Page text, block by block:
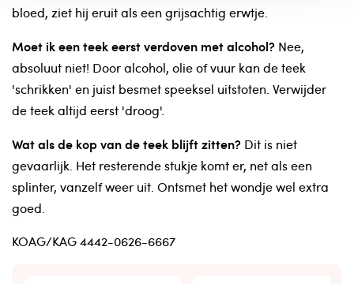
bloed, ziet hij eruit als een grijsachtig erwtje.
Moet ik een teek eerst verdoven met alcohol?Nee,
absoluut niet! Door alcohol, olie of vuur kan de teek
'schrikken' en juist besmet speeksel uitstoten. Verwijder
de teek altijd eerst 'droog'.
Wat als de kop van de teek blijft zitten?Dit is niet
gevaarlijk. Het resterende stukje komt er, net als een
splinter, vanzelf weer uit. Ontsmet het wondje wel extra
goed.
KOAG/KAG 4442-0626-6667